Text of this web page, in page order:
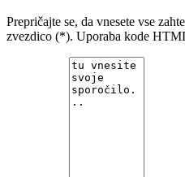
Prepričajte se, da vnesete vse
zvezdico (*). Uporaba kode